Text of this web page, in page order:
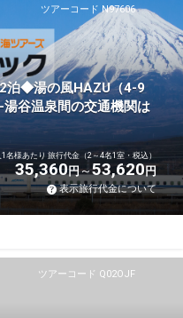
ツアーコード N97606
◆湯の風HAZU（4-9
谷温泉間の交通機関は
名様あたり 旅行代金（2～4名1室・税込）
35,360円 53,620円
表示旅行代金について
ツアーコード Q02OJF